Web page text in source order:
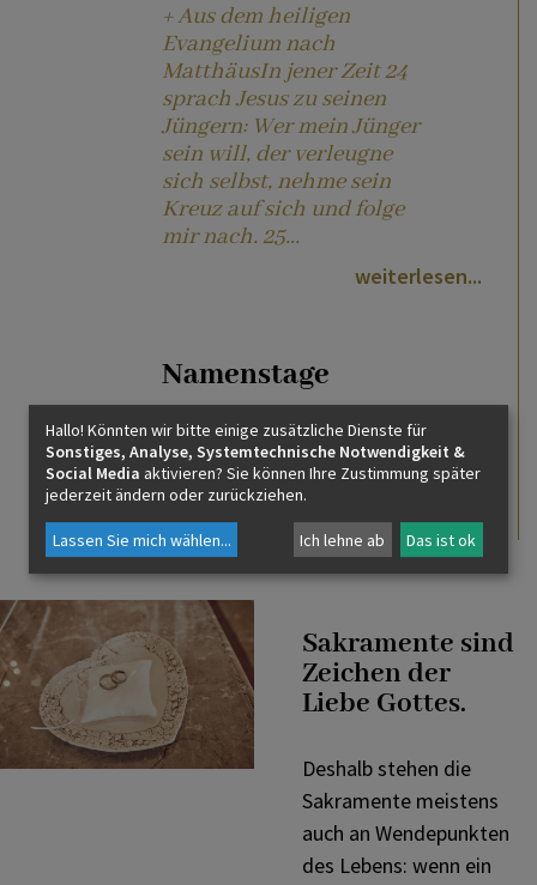
+ Aus dem heiligen
Evangelium nach
MatthäusIn jener Zeit 24
sprach Jesus zu seinen
Jüngern: Wer mein Jünger
sein will, der verleugne
sich selbst, nehme sein
Kreuz auf sich und folge
mir nach. 25...
weiterlesen
Namenstage
Hl. Kajetan, Hl. Afra, Hl. Donatus
von Luxeuil
über die Heiligen
Sakramente sind
Zeichen der
Liebe Gottes.
Deshalb stehen die
Sakramente meistens
auch an Wendepunkten
des Lebens: wenn ein
Hallo! Könnten wir bitte einige zusätzliche Dienste für
Sonstiges, Analyse, Systemtechnische Notwendigkeit &
Social Media aktivieren? Sie können Ihre Zustimmung später
jederzeit ändern oder zurückziehen.
Lassen Sie mich wählen... Ich lehne ab Das ist ok